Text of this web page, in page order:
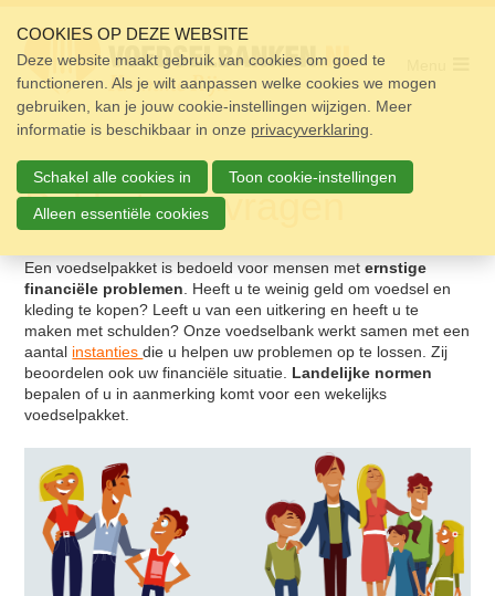
links
over
Spring
naar
de
Spring
naar
de
inhoud
Pakket aanvragen
Een voedselpakket is bedoeld voor mensen meternstige
financiële problemen. Heeft u te weinig geld om voedsel en
kleding te kopen? Leeft u van een uitkering en heeft u te
maken met schulden? Onze voedselbank werkt samen met een
aantal instantiesdie u helpen uw problemen op te lossen. Zij
beoordelen ook uw financiële situatie. Landelijke normen
bepalen of u in aanmerking komt voor een wekelijks
voedselpakket.
Home
Pakket
Pakket aanvragen
Pakketinhoud
Vrijwilligers
Over ons
Doneer
COOKIES OP DEZE WEBSITE
Deze website maakt gebruik van cookies om goed te
functioneren. Als je wilt aanpassen welke cookies we mogen
gebruiken, kan je jouw cookie-instellingen wijzigen. Meer
informatie is beschikbaar in onze privacyverklaring
Schakel alle cookies in Toon cookie-instellingen
Alleen essentiële cookies